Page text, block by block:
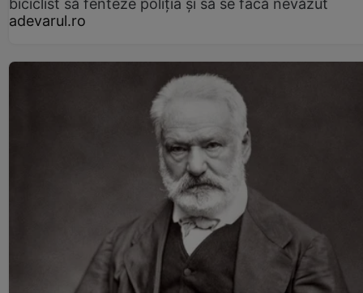
biciclist să fenteze poliția și să se facă nevăzut
adevarul.ro